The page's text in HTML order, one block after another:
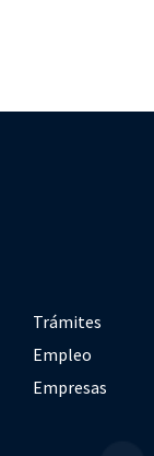
Trámites
Empleo
Empresas